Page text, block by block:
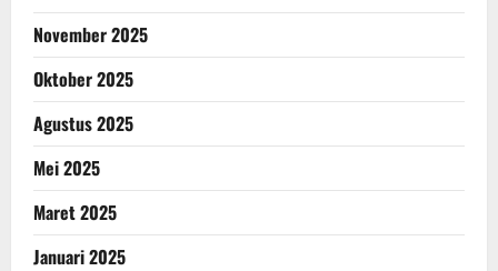
November 2025
Oktober 2025
Agustus 2025
Mei 2025
Maret 2025
Januari 2025